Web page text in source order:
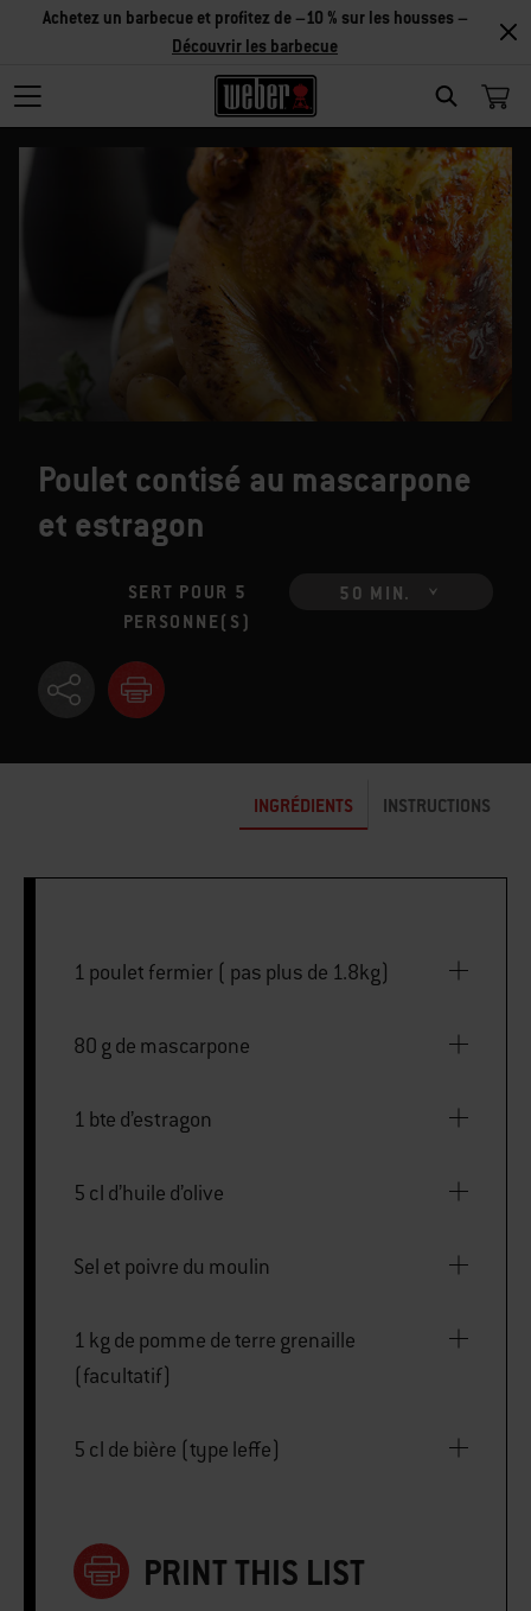
SEARCH
Achetez un barbecue et profitez de –10 % sur les housses –
Découvrir les barbecue
Poulet contisé au mascarpone
et estragon
SERT POUR 5
PERSONNE(S)
50 MIN.
INGRÉDIENTS INSTRUCTIONS
1 poulet fermier ( pas plus de 1.8kg)
80 g de mascarpone
1 bte d’estragon
5 cl d’huile d’olive
Sel et poivre du moulin
1 kg de pomme de terre grenaille
(facultatif)
5 cl de bière (type leffe)
PRINT THIS LIST